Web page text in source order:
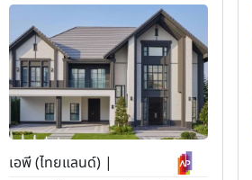
เอพี (ไทยแลนด์) |